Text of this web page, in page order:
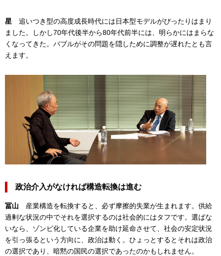
星 追いつき型の高度成長時代には日本型モデルがぴったりはまり
ました。しかし70年代後半から80年代前半には、明らかにはまらな
くなってきた。バブルがその問題を隠しために調整が遅れたとも言
えます。
政治介入がなければ構造転換は進む
冨山 産業構造を転換すると、必ず摩擦的失業が生まれます。供給
過剰な状況の中でそれを選択するのは社会的にはタフです。選ばな
いなら、ゾンビ化している企業を助け延命させて、社会の安定状況
を引っ張るという方向に、政治は動く。ひょっとするとそれは政治
の選択であり、暗黙の国民の選択であったのかもしれません。